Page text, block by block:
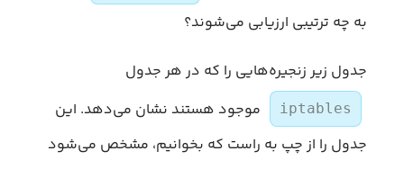
به چه ترتیبی ارزیابی می‌شوند؟
جدول زیر زنجیره‌هایی را که در هر جدول
iptables
موجود هستند نشان می‌دهد. این
جدول را از چپ به راست که بخوانیم، مشخص می‌شود